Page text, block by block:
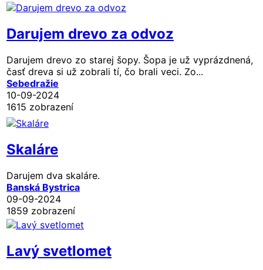
Darujem drevo za odvoz
Darujem drevo zo starej šopy. Šopa je už vyprázdnená,
časť dreva si už zobrali tí, čo brali veci. Zo...
Sebedražie
10-09-2024
1615 zobrazení
Skaláre
Darujem dva skaláre.
Banská Bystrica
09-09-2024
1859 zobrazení
Lavý svetlomet